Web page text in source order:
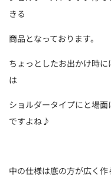
きる
商品となっております。
ちょっとしたお出かけ時
は
ショルダータイプにと場
ですよね♪
中の仕様は底の方が広く